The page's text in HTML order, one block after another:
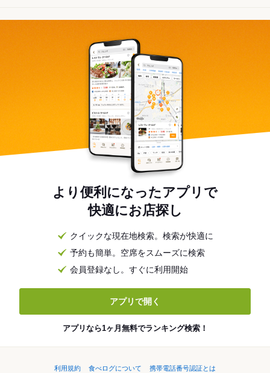
より便利になったアプリで
快適にお店探し
クイックな現在地検索。検索が快適に
予約も簡単。空席をスムーズに検索
会員登録なし。すぐに利用開始
アプリで開く
アプリなら1ヶ月無料でランキング検索！
利用規約 食べログについて
携帯電話番号認証とは